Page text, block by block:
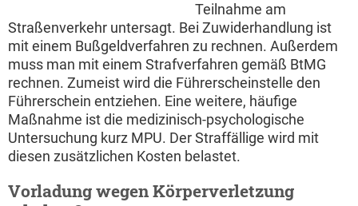
Teilnahme am
Straßenverkehr untersagt. Bei Zuwiderhandlung ist
mit einem Bußgeldverfahren zu rechnen. Außerdem
muss man mit einem Strafverfahren gemäß BtMG
rechnen. Zumeist wird die Führerscheinstelle den
Führerschein entziehen. Eine weitere, häufige
Maßnahme ist die medizinisch-psychologische
Untersuchung kurz MPU. Der Straffällige wird mit
diesen zusätzlichen Kosten belastet.
Vorladung wegen Körperverletzung